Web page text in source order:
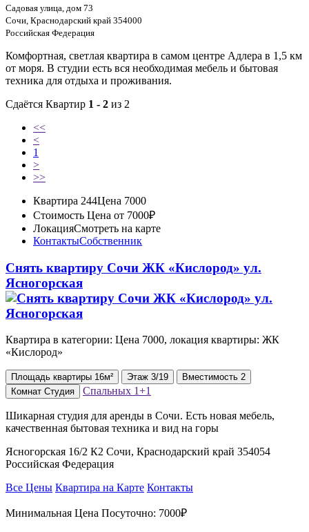
Садовая улица, дом 73
Сочи, Краснодарский край 354000
Российская Федерация
Комфортная, светлая квартира в самом центре Адлера в 1,5 км
от моря. В студии есть вся необходимая мебель и бытовая
техника для отдыха и проживания.
Сдаётся Квартир 1 - 2 из 2
<<
<
1
>
>>
Квартира 244Цена 7000
Стоимость Цена от 7000₽
ЛокацияСмотреть на карте
КонтактыСобственник
Снять квартиру Сочи ЖК «Кислород» ул.
Ясногорская
Квартира в категории: Цена 7000, локация квартиры: ЖК
«Кислород»
Площадь квартиры 16м² Этаж 3/19 Вместимость 2
Комнат Студия Спальных 1+1
Шикарная студия для аренды в Сочи. Есть новая мебель,
качественная бытовая техника и вид на горы
Ясногорская 16/2 К2 Сочи, Краснодарский край 354054
Российская Федерация
Все Цены Квартира на Карте Контакты
Минимальная Цена Посуточно: 7000₽